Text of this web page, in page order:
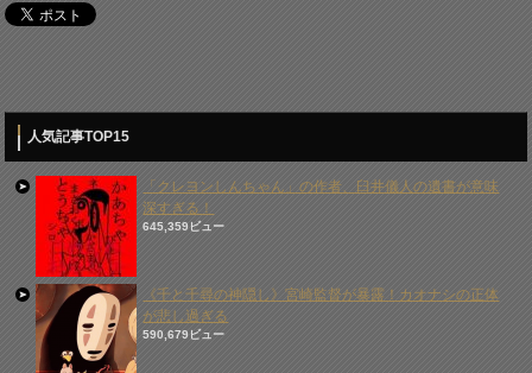
人気記事TOP15
「クレヨンしんちゃん」の作者、臼井儀人の遺書が意味
深すぎる！
645,359ビュー
《千と千尋の神隠し》宮崎監督が暴露！カオナシの正体
が悲し過ぎる
590,679ビュー